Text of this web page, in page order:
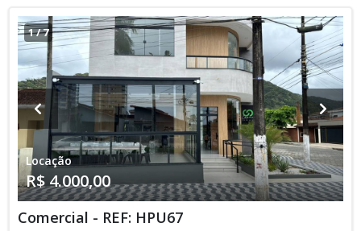
1/7
Locação
R$ 4.000,00
Comercial - REF: HPU67